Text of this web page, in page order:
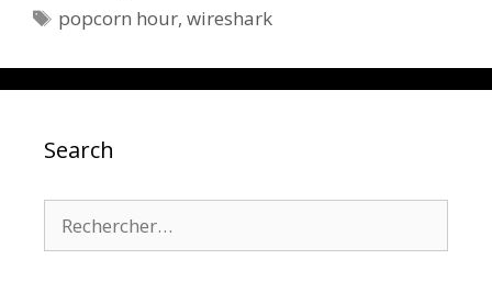
Étiquettes
popcorn hour,wireshark
Search